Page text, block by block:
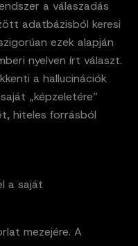
a válaszadás
adatbázisból keresi
ezek alapján
nyelven írt választ.
a hallucinációk
„képzeletére”
hiteles forrásból
a saját
mezejére. A